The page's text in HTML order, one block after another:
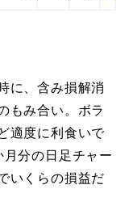
に、含み損解消
もみ合い。ボラ
適度に利食いで
分の日足チャー
いくらの損益だ